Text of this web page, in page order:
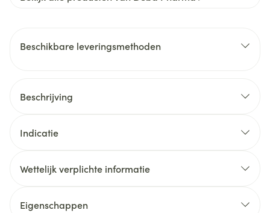
Beschikbare leveringsmethoden
Beschrijving
Indicatie
Wettelijk verplichte informatie
Eigenschappen